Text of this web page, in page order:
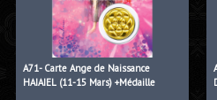
A71- Carte Ange de Naissance
HAIAIEL (11-15 Mars) +Médaille